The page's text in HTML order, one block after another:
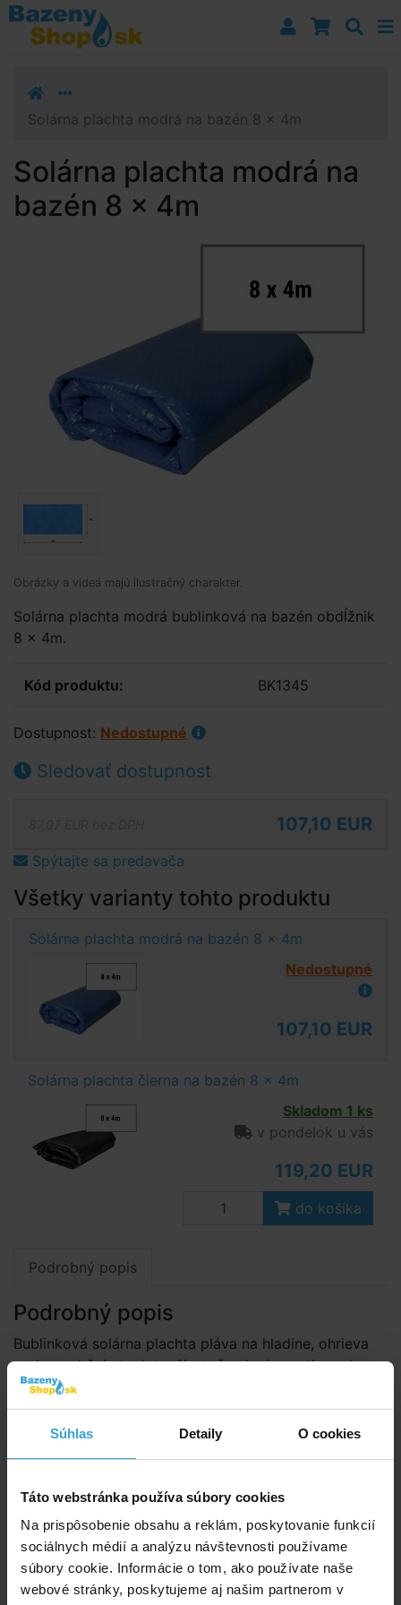
Súhlas Detaily O cookies
Táto webstránka používa súbory cookies
Na prispôsobenie obsahu a reklám, poskytovanie funkcií
sociálnych médií a analýzu návštevnosti používame
súbory cookie. Informácie o tom, ako používate naše
webové stránky, poskytujeme aj našim partnerom v
Prejsť k navigácii
Prejsť na obsah
Prejsť k bočnému stĺpci
Solárna plachta modrá na bazén 8 x 4m
Solárna plachta modrá na
bazén 8 x 4m
Obrázky a videá majú ilustračný charakter.
Solárna plachta modrá bublinková na bazén obdĺžnik
8 x 4m.
Kód produktu: BK1345
Dostupnost: Nedostupné
Sledovať dostupnost
107,10 EUR
Spýtajte sa predavača
Všetky varianty tohto produktu
Solárna plachta modrá na bazén 8 x 4m
Nedostupné
107,10 EUR
Solárna plachta čierna na bazén 8 x 4m
Skladom 1 ks
v pondelok u vás
119,20 EUR
do košíka
Podrobný popis
Podrobný popis
Bublinková solárna plachta pláva na hladine, ohrieva
vodu a udržuje teplotu, čiastočne kryje proti spadu
nečistôt.
polyetylénovej tepelnoizolač­nej fólie.
Plachtu umiestňujte na hladinu iba keď je
bazénová voda riadne chemicky upravená podľa
hodnôt v technickej špecifikácii použitia
solárnych plachiet.
Solárnu plachtu vždy umiestňujte bublinkami